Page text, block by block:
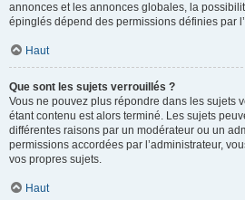
annonces et les annonces globales, la
épinglés dépend des permissions définies par
Haut
Que sont les sujets verrouillés ?
Vous ne pouvez plus répondre dans les sujets
étant contenu est alors terminé. Les sujets
différentes raisons par un modérateur ou un
permissions accordées par l’administrateur,
vos propres sujets.
Haut